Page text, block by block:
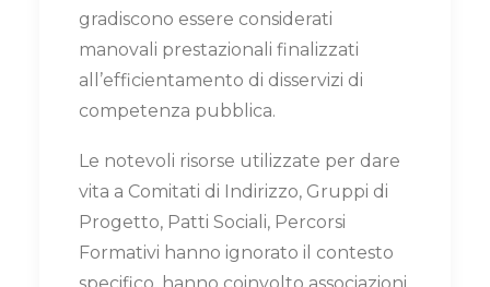
gradiscono essere considerati
manovali prestazionali finalizzati
all’efficientamento di disservizi di
competenza pubblica.
Le notevoli risorse utilizzate per dare
vita a Comitati di Indirizzo, Gruppi di
Progetto, Patti Sociali, Percorsi
Formativi hanno ignorato il contesto
specifico, hanno coinvolto associazioni